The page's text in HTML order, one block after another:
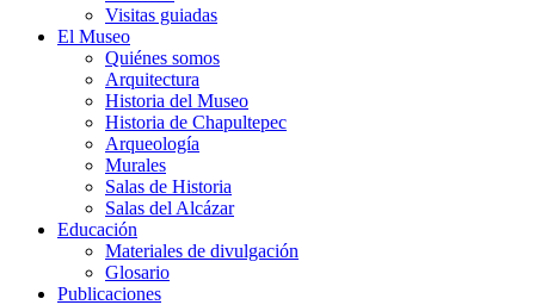
Visitas guiadas
El Museo
Quiénes somos
Arquitectura
Historia del Museo
Historia de Chapultepec
Arqueología
Murales
Salas de Historia
Salas del Alcázar
Educación
Materiales de divulgación
Glosario
Publicaciones